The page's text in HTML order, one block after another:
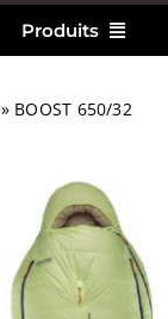
Produits
Bivouac
» BOOST 650/32